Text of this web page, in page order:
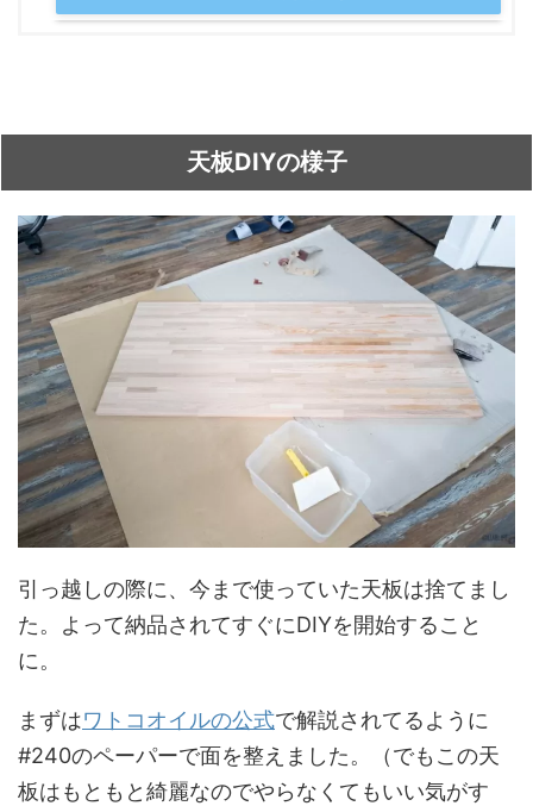
天板DIYの様子
引っ越しの際に、今まで使っていた天板は捨てまし
た。よって納品されてすぐにDIYを開始すること
に。
まずはワトコオイルの公式で解説されてるように
#240のペーパーで面を整えました。（でもこの天
板はもともと綺麗なのでやらなくてもいい気がす